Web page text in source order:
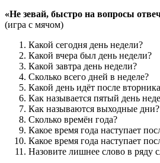
«Не зевай, быстро на вопросы
(игра с мячом)
Какой сегодня день недели?
Какой вчера был день недели?
Какой завтра день недели?
Сколько всего дней в неделе?
Какой день идёт после
Как называется пятый день
Как называются выходные дни?
Сколько времён года?
Какое время года наступает
Какое время года наступает
Назовите лишнее слово в ряду